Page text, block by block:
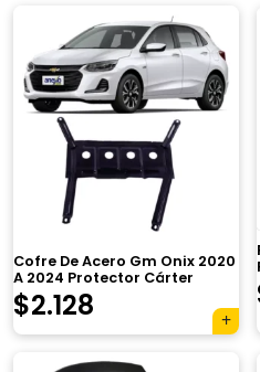
Cofre De Acero Gm Onix 2020
A 2024 Protector Cárter
$2.128